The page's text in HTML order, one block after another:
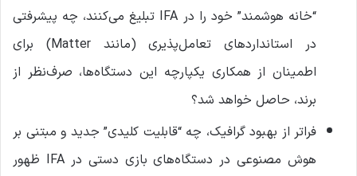
“خانه هوشمند” خود را در IFA تبلیغ می‌کنند، چه پیشرفتی
در استانداردهای تعامل‌پذیری (مانند Matter) برای
اطمینان از همکاری یکپارچه این دستگاه‌ها، صرف‌نظر از
برند، حاصل خواهد شد؟
فراتر از بهبود گرافیک، چه “قابلیت کلیدی” جدید و مبتنی بر
هوش مصنوعی در دستگاه‌های بازی دستی در IFA ظهور